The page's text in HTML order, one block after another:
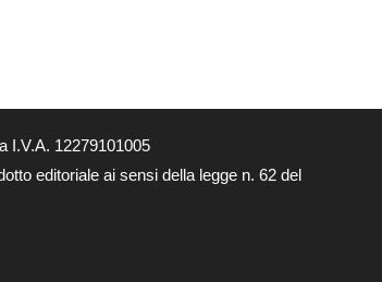
I.V.A. 12279101005
editoriale ai sensi della legge n. 62 del